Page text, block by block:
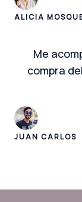
ALICIA
Me
compra
JUAN CARLOS